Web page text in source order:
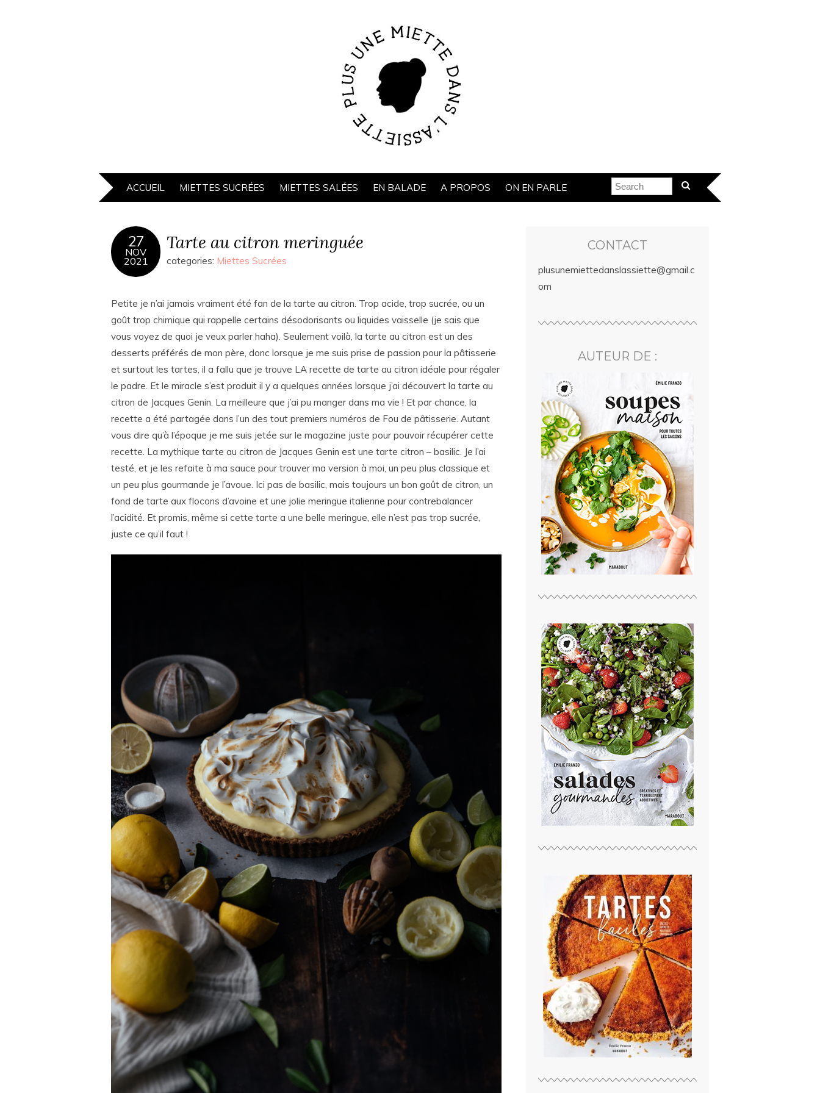
ACCUEIL MIETTES SUCRÉES MIETTES SALÉES EN BALADE A PROPOS ON EN PARLE
27
NOV
2021
Tarte au citron meringuée
categories: Miettes Sucrées
Petite je n’ai jamais vraiment été fan de la tarte au citron. Trop acide, trop sucrée, ou un
goût trop chimique qui rappelle certains désodorisants ou liquides vaisselle (je sais que
vous voyez de quoi je veux parler haha). Seulement voilà, la tarte au citron est un des
desserts préférés de mon père, donc lorsque je me suis prise de passion pour la pâtisserie
et surtout les tartes, il a fallu que je trouve LA recette de tarte au citron idéale pour régaler
le padre. Et le miracle s’est produit il y a quelques années lorsque j’ai découvert la tarte au
citron de Jacques Genin. La meilleure que j’ai pu manger dans ma vie ! Et par chance, la
recette a été partagée dans l’un des tout premiers numéros de Fou de pâtisserie. Autant
vous dire qu’à l’époque je me suis jetée sur le magazine juste pour pouvoir récupérer cette
recette. La mythique tarte au citron de Jacques Genin est une tarte citron – basilic. Je l’ai
testé, et je les refaite à ma sauce pour trouver ma version à moi, un peu plus classique et
un peu plus gourmande je l’avoue. Ici pas de basilic, mais toujours un bon goût de citron, un
fond de tarte aux flocons d’avoine et une jolie meringue italienne pour contrebalancer
l’acidité. Et promis, même si cette tarte a une belle meringue, elle n’est pas trop sucrée,
juste ce qu’il faut !
CONTACT
plusunemiettedanslassiette@gmail.c
om
AUTEUR DE :